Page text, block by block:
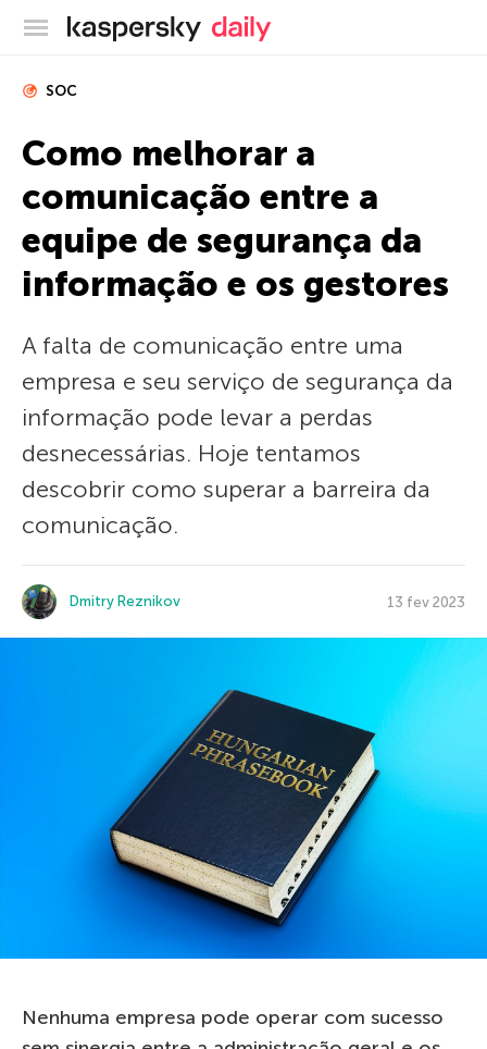
Blog oficial da Kaspersky
SOC
Como melhorar a
comunicação entre a
equipe de segurança da
informação e os gestores
A falta de comunicação entre uma
empresa e seu serviço de segurança da
informação pode levar a perdas
desnecessárias. Hoje tentamos
descobrir como superar a barreira da
comunicação.
Dmitry Reznikov 13 fev 2023
Nenhuma empresa pode operar com sucesso